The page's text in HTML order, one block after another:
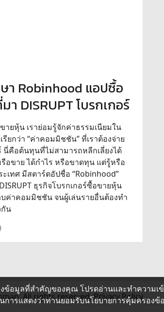
Robinhood แอปซื้อ
า DISRUPT โบรกเกอร์
ายหุ้น เราย่อมรู้จักค่าธรรมเนียมใน
ยกว่า “ค่าคอมมิชชัน” ที่เราต้องจ่าย
นี่คือต้นทุนที่ไม่สามารถหลีกเลี่ยงได้
อขาย ได้กำไร หรือขาดทุน แต่รู้หรือ
เทศ มีสตาร์ตอัปชื่อ “Robinhood”
ธุรกิจโบรกเกอร์ซื้อขายหุ้น
บค่าคอมมิชชัน จนผู้เล่นรายอื่นต้องทำ
กัน
All rights reserved.Privacy Policy.
ข้อมูลที่สำคัญของคุณ โปรดอ่านและทำความเข้
การแสดงว่าท่านยอมรับนโยบายการคุ้มครอง